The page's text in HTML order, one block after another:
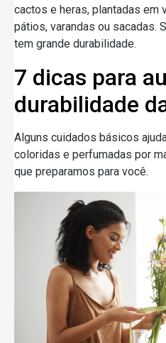
cactos e heras, plantadas
pátios, varandas ou sacadas.
tem grande durabilidade.
7 dicas para
durabilidade
Alguns cuidados básicos
coloridas e perfumadas por
que preparamos para você.